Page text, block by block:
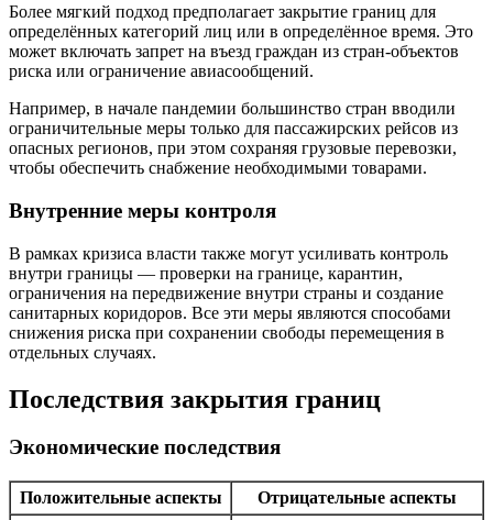
Более мягкий подход предполагает закрытие границ для
определённых категорий лиц или в определённое время. Это
может включать запрет на въезд граждан из стран-объектов
риска или ограничение авиасообщений.
Например, в начале пандемии большинство стран вводили
ограничительные меры только для пассажирских рейсов из
опасных регионов, при этом сохраняя грузовые перевозки,
чтобы обеспечить снабжение необходимыми товарами.
Внутренние меры контроля
В рамках кризиса власти также могут усиливать контроль
внутри границы — проверки на границе, карантин,
ограничения на передвижение внутри страны и создание
санитарных коридоров. Все эти меры являются способами
снижения риска при сохранении свободы перемещения в
отдельных случаях.
Последствия закрытия границ
Экономические последствия
Положительные аспекты
Отрицательные аспекты